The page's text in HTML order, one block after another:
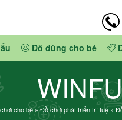
Đồ dùng cho bé
cho bé»Đồ chơi phát triển trí tuệ»